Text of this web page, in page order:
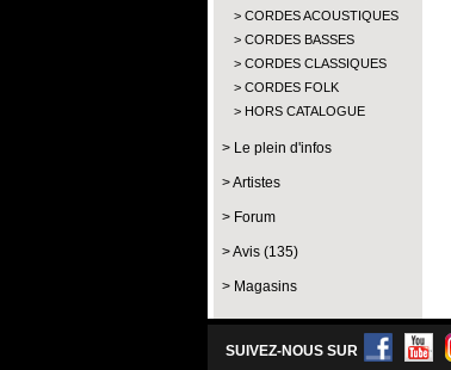
CORDES ACOUSTIQUES
CORDES BASSES
CORDES CLASSIQUES
CORDES FOLK
HORS CATALOGUE
Le plein d'infos
Artistes
Forum
Avis (135)
Magasins
SUIVEZ-NOUS SUR